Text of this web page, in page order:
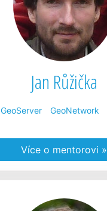
Jan Růžička
GeoServer GeoNetwork
Více o mentorovi »